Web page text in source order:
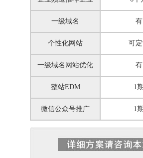
一级域名 有
个性化网站 可定
一级域名网站优化 有
整站EDM 1期
微信公众号推广 1期